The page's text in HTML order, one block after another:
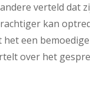
verteld dat
kan
een
over het